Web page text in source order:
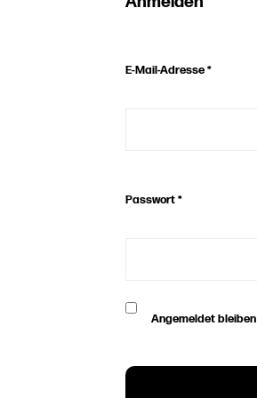
E-Mail-Adresse*
Passwort*
Angemeldet bleiben